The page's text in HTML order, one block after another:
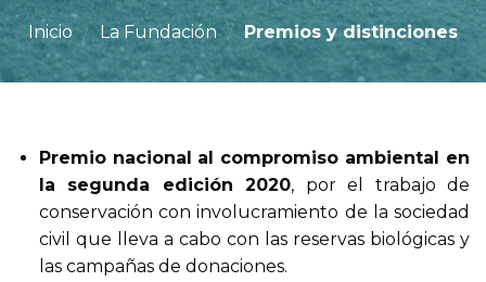
Inicio / La Fundación / Premios y distinciones
Premio nacional al compromiso ambiental en
la segunda edición 2020, por el trabajo de
conservación con involucramiento de la sociedad
civil que lleva a cabo con las reservas biológicas y
las campañas de donaciones.